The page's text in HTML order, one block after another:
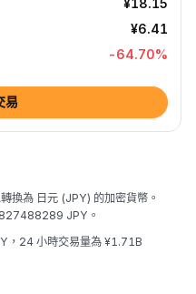
¥18.15
¥6.41
-64.70%
易
換為 日元 (JPY) 的加密貨幣。
JPY。
24 小時交易量為 ¥1.71B